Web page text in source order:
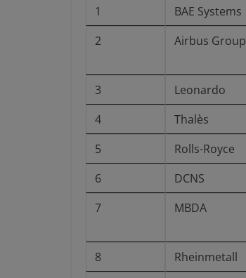
1
BAE Systems
2
Airbus Group
3 Leonardo
4
Thalès
5
Rolls-Royce
6
DCNS
7
MBDA
8 Rheinmetall